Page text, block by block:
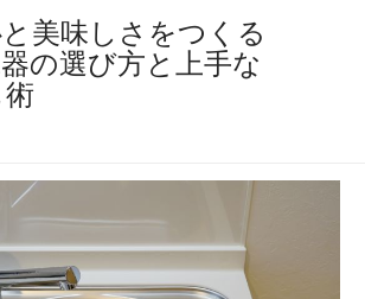
美味しさをつくる
の選び方と上手な